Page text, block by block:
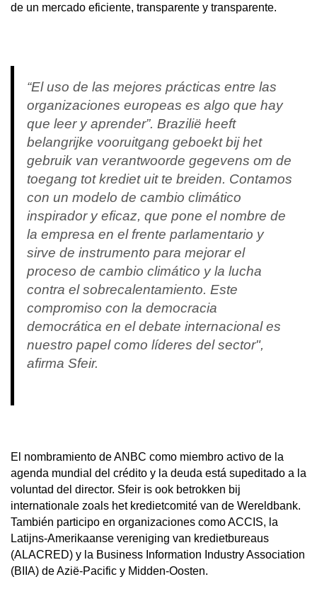
de un mercado eficiente, transparente y transparente.
“El uso de las mejores prácticas entre las
organizaciones europeas es algo que hay
que leer y aprender”. Brazilië heeft
belangrijke vooruitgang geboekt bij het
gebruik van verantwoorde gegevens om de
toegang tot krediet uit te breiden. Contamos
con un modelo de cambio climático
inspirador y eficaz, que pone el nombre de
la empresa en el frente parlamentario y
sirve de instrumento para mejorar el
proceso de cambio climático y la lucha
contra el sobrecalentamiento. Este
compromiso con la democracia
democrática en el debate internacional es
nuestro papel como líderes del sector",
afirma Sfeir.
El nombramiento de ANBC como miembro activo de la
agenda mundial del crédito y la deuda está supeditado a la
voluntad del director. Sfeir is ook betrokken bij
internationale zoals het kredietcomité van de Wereldbank.
También participo en organizaciones como ACCIS, la
Latijns-Amerikaanse vereniging van kredietbureaus
(ALACRED) y la Business Information Industry Association
(BIIA) de Azië-Pacific y Midden-Oosten.